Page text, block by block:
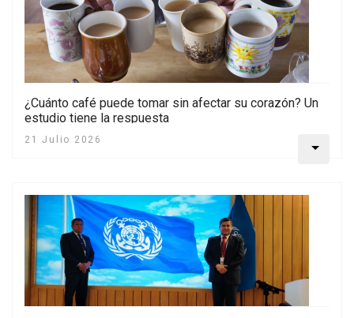
¿Cuánto café puede tomar sin afectar su corazón? Un
estudio tiene la respuesta
21 Julio 2026